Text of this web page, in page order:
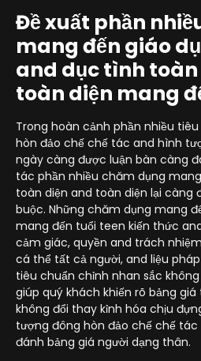
Đề xuất phần
mang đến giáo
and dục tình
toàn diện mang
Trong hoàn cảnh phần nhiều
hòn đảo chế chế tác and hình
ngày càng được luận bàn càng
tác phần nhiều chăm dụng
toàn diện and toàn diện lại càng
buộc. Những chăm dụng mang
mang đến tuổi teen kiến thức
cảm giác, quyền and trách
cá thể tất cả người, and liệu
tiêu chuẩn chỉnh nhan sắc
giúp quý khách khiến rõ bảng giá
không đổi thay kỉnh hóa chịu
tượng đông hòn đảo chế chế
đánh bảng giá người dạng thân.